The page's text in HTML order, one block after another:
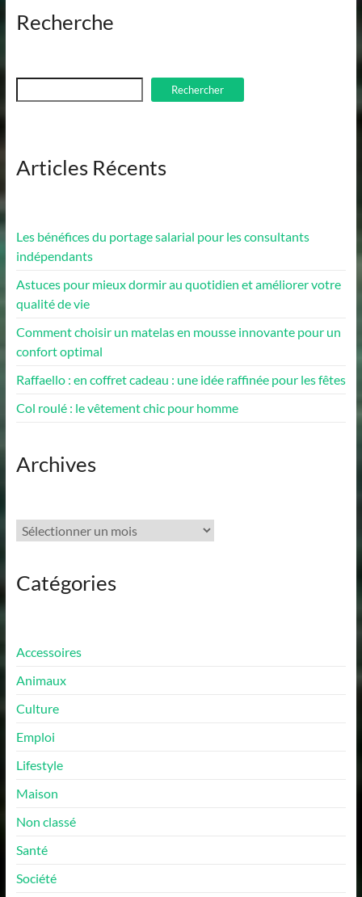
Recherche
Rechercher Rechercher
Articles Récents
Les bénéfices du portage salarial pour les consultants
indépendants
Astuces pour mieux dormir au quotidien et améliorer votre
qualité de vie
Comment choisir un matelas en mousse innovante pour un
confort optimal
Raffaello : en coffret cadeau : une idée raffinée pour les fêtes
Col roulé : le vêtement chic pour homme
Archives
Archives
Catégories
Accessoires
Animaux
Culture
Emploi
Lifestyle
Maison
Non classé
Santé
Société